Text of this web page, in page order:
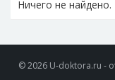
Ничего не найдено.
© 2026 U-doktora.ru -